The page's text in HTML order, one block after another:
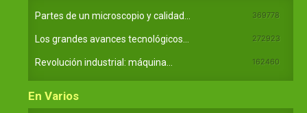
Partes de un microscopio y calidad... 369778
Los grandes avances tecnológicos... 272923
Revolución industrial: máquina... 162460
En Varios